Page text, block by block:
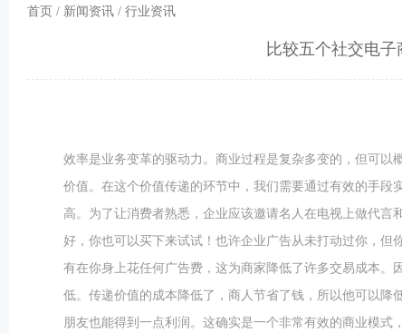
首页 / 新闻资讯 / 行业资讯
比较五个社交电
效率是业务变革的驱动力。商业过程是复杂多变的，但可
价值。在这个价值传递的环节中，我们需要通过有效的手
高。为了让消费者熟悉，企业应该邀请名人在电视上做代
好，你也可以买下来试试！也许企业广告从未打动过你，
有在你身上花任何广告费，这为商家降低了许多交易成本
低。传递价值的成本降低了，商人节省了钱，所以他可以
朋友也能得到一点利润。这确实是一个非常有效的商业模